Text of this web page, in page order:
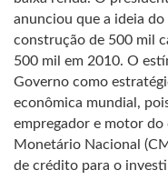
anunciou que a ideia
construção de 500 mil
500 mil em 2010. O
Governo como
econômica mundial,
empregador e motor
Monetário Nacional
de crédito para o